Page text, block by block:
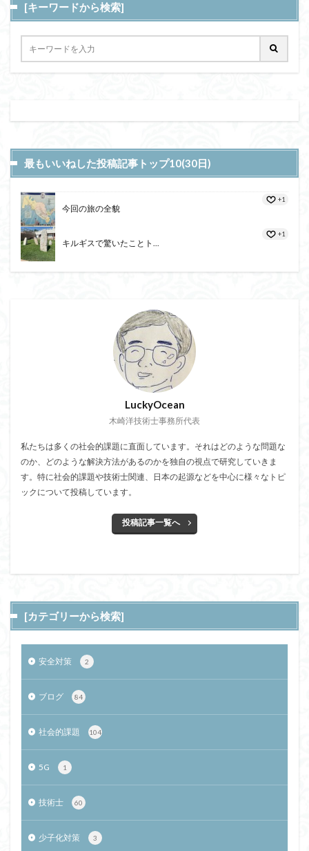
[キーワードから検索]
最もいいねした投稿記事トップ10(30日)
今回の旅の全貌
+1
キルギスで驚いたことト...
+1
LuckyOcean
木崎洋技術士事務所代表
私たちは多くの社会的課題に直面しています。それはどのような問題な
のか、どのような解決方法があるのかを独自の視点で研究していきま
す。特に社会的課題や技術士関連、日本の起源などを中心に様々なトピ
ックについて投稿しています。
投稿記事一覧へ
[カテゴリーから検索]
安全対策 2
ブログ 84
社会的課題 104
5G 1
技術士 60
少子化対策 3